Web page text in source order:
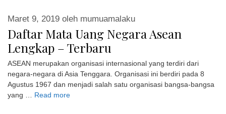
Daftar Mata Uang Negara Asean
Lengkap – Terbaru
Maret 9, 2019 oleh mumuamalaku
ASEAN merupakan organisasi internasional yang terdiri dari
negara-negara di Asia Tenggara. Organisasi ini berdiri pada 8
Agustus 1967 dan menjadi salah satu organisasi bangsa-bangsa
yang … Read more